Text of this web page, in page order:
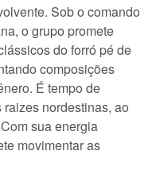
Sob o comando
o grupo promete
do forró pé de
composições
É tempo de
nordestinas, ao
sua energia
movimentar as